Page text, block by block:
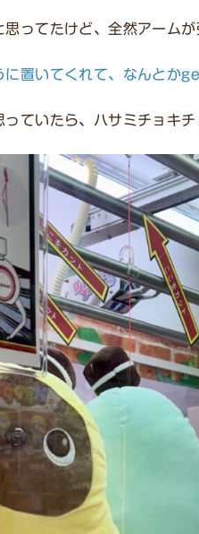
ってたけど、全然アームが
置いてくれて、なんとか
ていたら、ハサミチョキチ